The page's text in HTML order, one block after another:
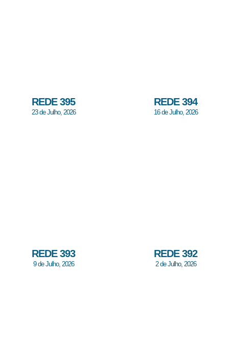
REDE 395
23 de Julho, 2026
REDE 394
16 de Julho, 2026
REDE 393
9 de Julho, 2026
REDE 392
2 de Julho, 2026